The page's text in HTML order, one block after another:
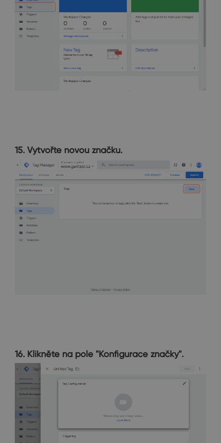
15. Vytvořte novou značku.
16. Klikněte na pole "Konfigurace značky".